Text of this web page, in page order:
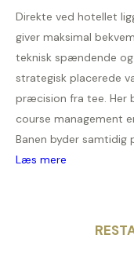
Direkte ved hotellet
giver maksimal
teknisk spændende
strategisk placerede
præcision fra tee. Her
course management
Banen byder samtidig
Læs mere